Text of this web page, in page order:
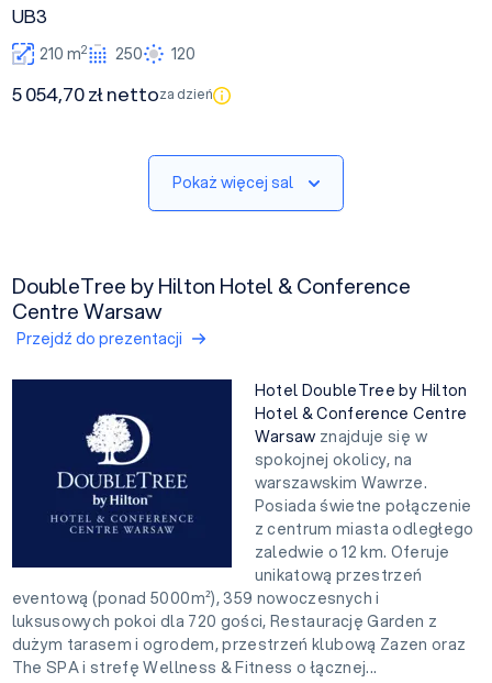
UB3
210 m2 250 120
5 054,70 zł nettoza dzień
Pokaż więcej sal
DoubleTree by Hilton Hotel & Conference
Centre Warsaw
Przejdź do prezentacji
Hotel DoubleTree by Hilton
Hotel & Conference Centre
Warsaw znajduje się w
spokojnej okolicy, na
warszawskim Wawrze.
Posiada świetne połączenie
z centrum miasta odległego
zaledwie o 12 km. Oferuje
unikatową przestrzeń
eventową (ponad 5000m²), 359 nowoczesnych i
luksusowych pokoi dla 720 gości, Restaurację Garden z
dużym tarasem i ogrodem, przestrzeń klubową Zazen oraz
The SPA i strefę Wellness & Fitness o łącznej...